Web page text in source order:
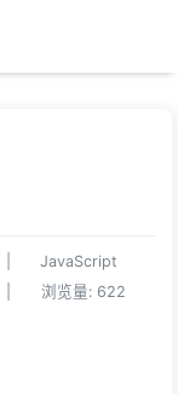
JavaScript
浏览量: 622